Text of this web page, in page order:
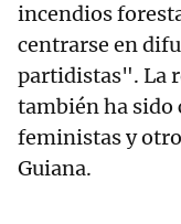
incendios
centrarse en
partidistas". La
también ha sido
feministas y
Guiana.